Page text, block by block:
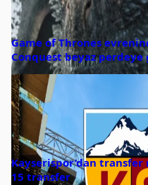
Game of Thrones
Conquest beyaz
Kayserispor’dan
15 transfer